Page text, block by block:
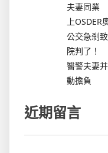
夫妻同業
上
公交急剎
院判了！
醫警夫妻
動擔負
近期留言